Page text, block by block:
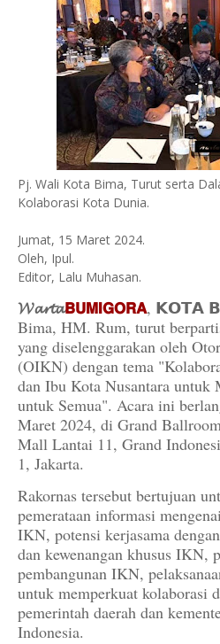
Pj. Wali Kota Bima, Turut serta
Kolaborasi Kota Dunia.
Jumat, 15 Maret 2024.
Oleh, Ipul.
Editor, Lalu Muhasan.
𝓦𝓪𝓻𝓽𝓪𝗕𝗨𝗠𝗜𝗚𝗢𝗥𝗔, 𝗞𝗢𝗧𝗔
Bima, HM. Rum, turut
yang diselenggarakan oleh
(OIKN) dengan tema
dan Ibu Kota Nusantara untuk
untuk Semua". Acara ini
Maret 2024, di Grand
Mall Lantai 11, Grand
1, Jakarta.
Rakornas tersebut bertujuan
pemerataan informasi
IKN, potensi kerjasama
dan kewenangan khusus IKN,
pembangunan IKN,
untuk memperkuat kolaborasi
pemerintah daerah dan
Indonesia.